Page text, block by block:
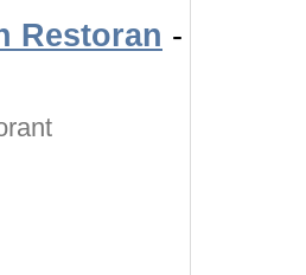
Restoran -